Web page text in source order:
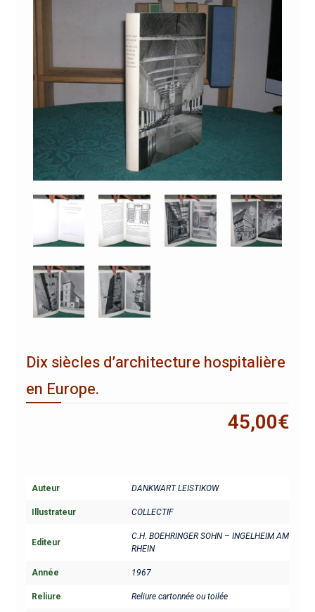
Dix siècles d’architecture hospitalière
en Europe.
45,00€
Auteur DANKWART LEISTIKOW
Illustrateur COLLECTIF
Editeur
C.H. BOEHRINGER SOHN – INGELHEIM AM
RHEIN
Année 1967
Reliure Reliure cartonnée ou toilée